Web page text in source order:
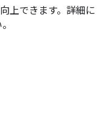
上できます。詳細に